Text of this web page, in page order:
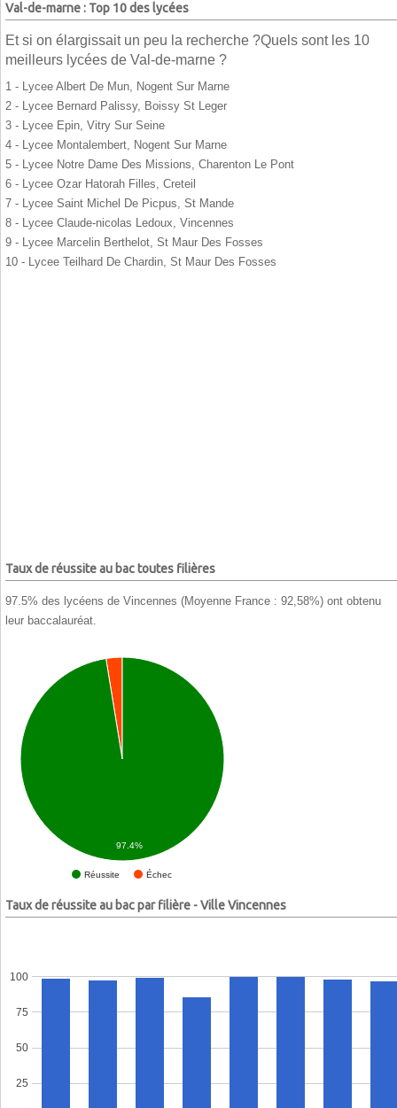
Val-de-marne : Top 10 des lycées
Et si on élargissait un peu la recherche ?Quels sont les 10
meilleurs lycées de Val-de-marne ?
1 - Lycee Albert De Mun, Nogent Sur Marne
2 - Lycee Bernard Palissy, Boissy St Leger
3 - Lycee Epin, Vitry Sur Seine
4 - Lycee Montalembert, Nogent Sur Marne
5 - Lycee Notre Dame Des Missions, Charenton Le Pont
6 - Lycee Ozar Hatorah Filles, Creteil
7 - Lycee Saint Michel De Picpus, St Mande
8 - Lycee Claude-nicolas Ledoux, Vincennes
9 - Lycee Marcelin Berthelot, St Maur Des Fosses
10 - Lycee Teilhard De Chardin, St Maur Des Fosses
Taux de réussite au bac toutes filières
97.5% des lycéens de Vincennes (Moyenne France : 92,58%) ont obtenu
leur baccalauréat.
Réussite Échec
97.4%
Taux de réussite au bac par filière - Ville Vincennes
25
50
75
100